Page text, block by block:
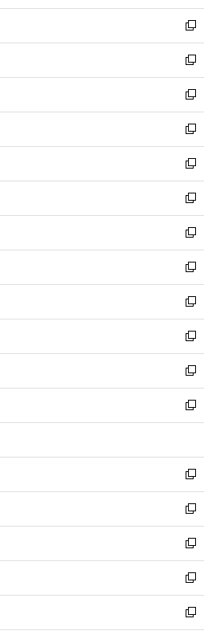
開
く
ウ
で
開
く
ン
ド
ウ
で
開
く
新
し
い
ウ
ィ
ン
ド
ウ
で
開
く
新
し
い
ウ
ィ
ン
ド
ウ
で
開
く
新
し
い
ウ
ィ
ン
ド
ウ
で
開
く
新
し
い
ウ
ィ
ン
ド
ウ
で
開
く
新
し
い
ウ
ィ
ン
ド
ウ
で
開
く
新
し
い
ウ
ィ
ン
ド
ウ
で
開
く
新
し
い
ウ
ィ
ン
ド
ウ
で
開
く
新
し
い
ウ
ィ
ン
ド
ウ
で
開
新
し
い
ウ
ィ
ン
ド
ウ
開
く
新
し
い
ウ
ィ
ン
ウ
で
開
く
新
し
い
ウ
ン
ド
ウ
で
開
く
新
し
ウ
ィ
ン
ド
ウ
で
開
く
新
し
い
ウ
ィ
ン
ド
ウ
で
開
新
し
い
ウ
ィ
ン
ド
ウ
新
し
い
ウ
ィ
ン
新
し
い
ウ
新
し